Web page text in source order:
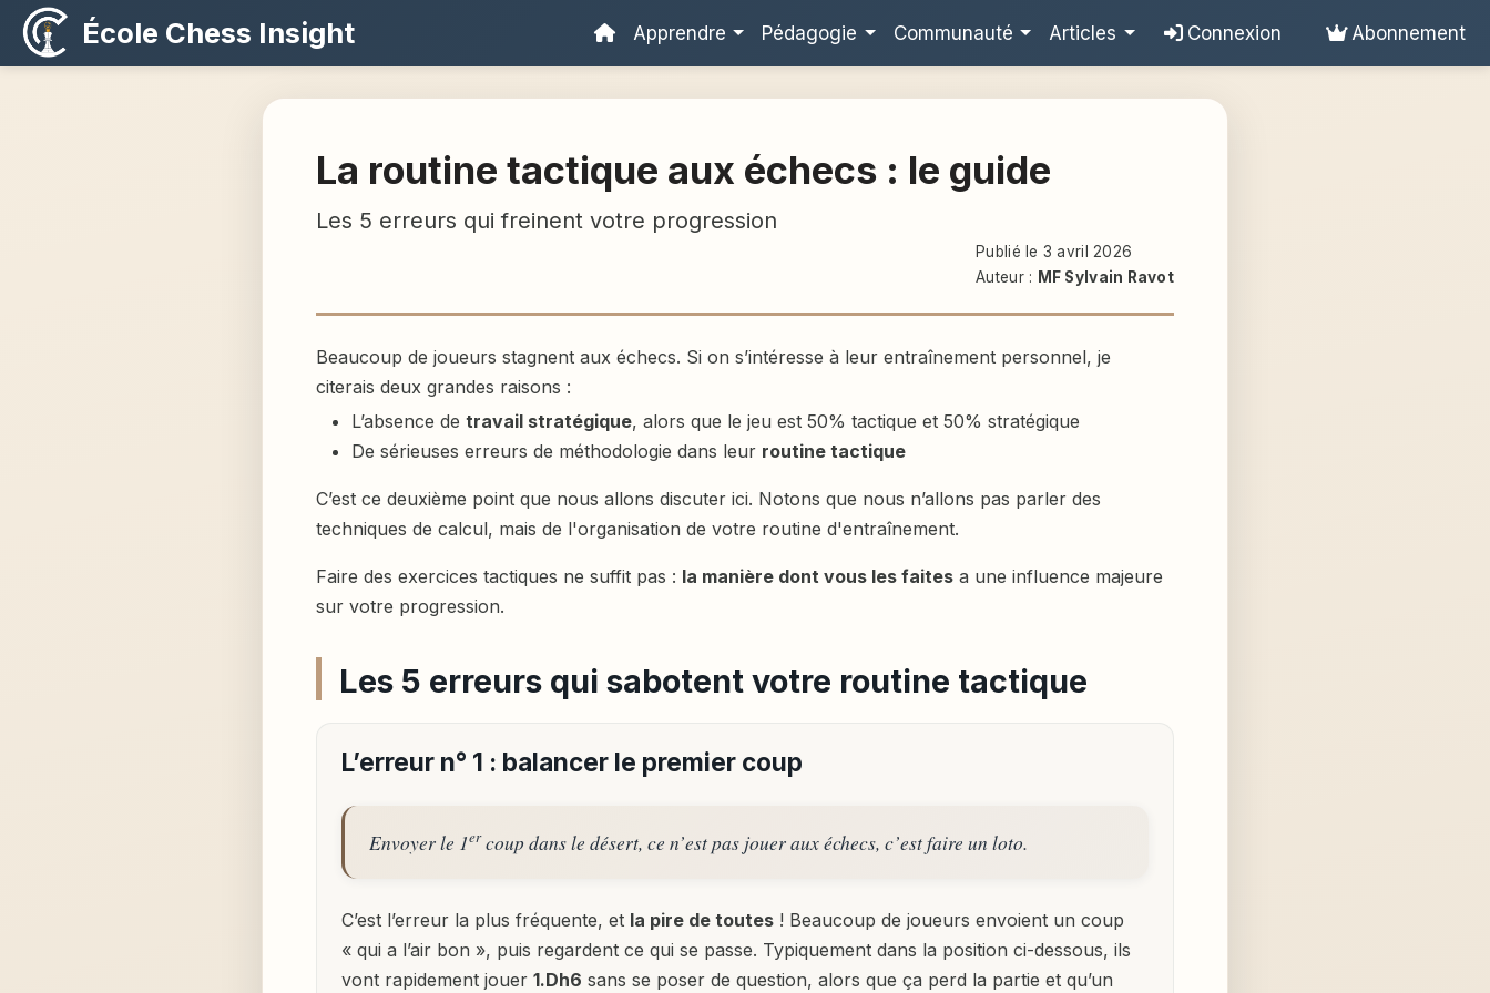
École Chess Insight Apprendre Pédagogie Communauté Articles Connexion Abonnement
La routine tactique aux échecs : le guide
Les 5 erreurs qui freinent votre progression
Publié le 3 avril 2026
Auteur : MF Sylvain Ravot
Beaucoup de joueurs stagnent aux échecs. Si on s’intéresse à leur entraînement personnel, je
citerais deux grandes raisons :
L’absence de travail stratégique, alors que le jeu est 50% tactique et 50% stratégique
De sérieuses erreurs de méthodologie dans leur routine tactique
C’est ce deuxième point que nous allons discuter ici. Notons que nous n’allons pas parler des
techniques de calcul, mais de l'organisation de votre routine d'entraînement.
Faire des exercices tactiques ne suffit pas : la manière dont vous les faites a une influence majeure
sur votre progression.
Les 5 erreurs qui sabotent votre routine tactique
L’erreur n° 1 : balancer le premier coup
Envoyer le 1ercoup dans le désert, ce n’est pas jouer aux échecs, c’est faire un loto.
C’est l’erreur la plus fréquente, et la pire de toutes! Beaucoup de joueurs envoient un coup
« qui a l’air bon », puis regardent ce qui se passe. Typiquement dans la position ci-dessous, ils
vont rapidement jouer 1.Dh6 sans se poser de question, alors que ça perd la partie et qu’un